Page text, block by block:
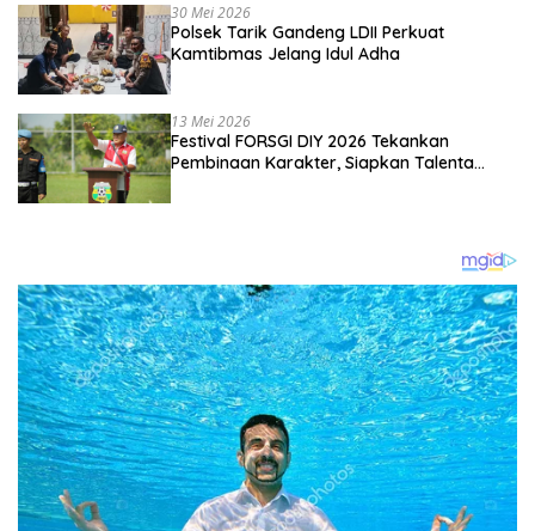
30 Mei 2026
Polsek Tarik Gandeng LDII Perkuat
Kamtibmas Jelang Idul Adha
13 Mei 2026
Festival FORSGI DIY 2026 Tekankan
Pembinaan Karakter, Siapkan Talenta